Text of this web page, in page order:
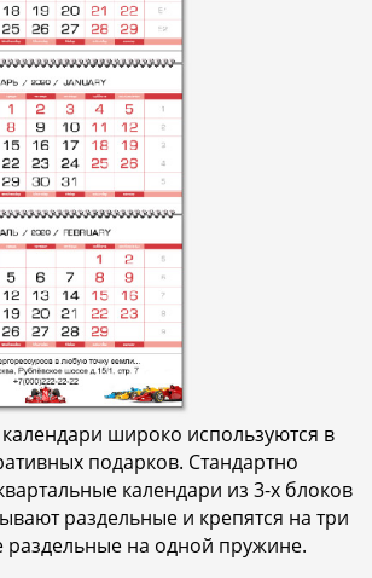
широко используются в
подарков. Стандартно
календари из 3-х блоков
раздельные и крепятся на три
на одной пружине.